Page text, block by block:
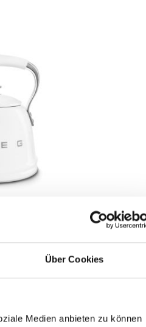
Über Cookies
Medien anbieten zu können